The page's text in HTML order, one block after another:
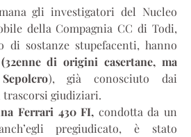
gli investigatori del Nucleo
della Compagnia CC di Todi,
sostanze stupefacenti, hanno
di origini casertane, ma
), già conosciuto dai
giudiziari.
Ferrari 430 FI, condotta da un
pregiudicato, è stato